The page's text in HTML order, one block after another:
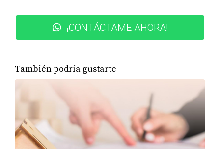
sigue como una opción sólida, posicionándose entre
las 100 mejores universidades públicas. Por otro
sido reconocida por su accesibilidad y diversidad de
programas.
"La elección de una universidad no solo
se basa en el prestigio; también es crucial
encontrar un lugar donde te sientas
cómodo y apoyado." - Estudiante actual de
¡CONTÁCTAME AHORA!
También podría gustarte